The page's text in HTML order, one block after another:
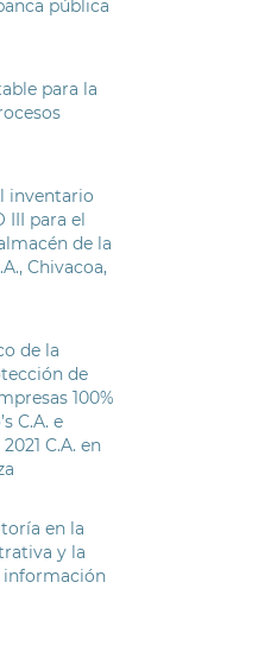
pública
para la
inventario
III para el
de la
Chivacoa,
de la
de
100%
C.A. e
C.A. en
en la
y la
información